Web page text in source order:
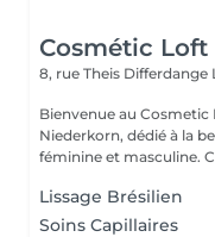
Cosmétic Loft
8, rue Theis Differdange
Bienvenue au Cosmetic
Niederkorn, dédié à la
féminine
Lissage Brésilien
Soins Capillaires